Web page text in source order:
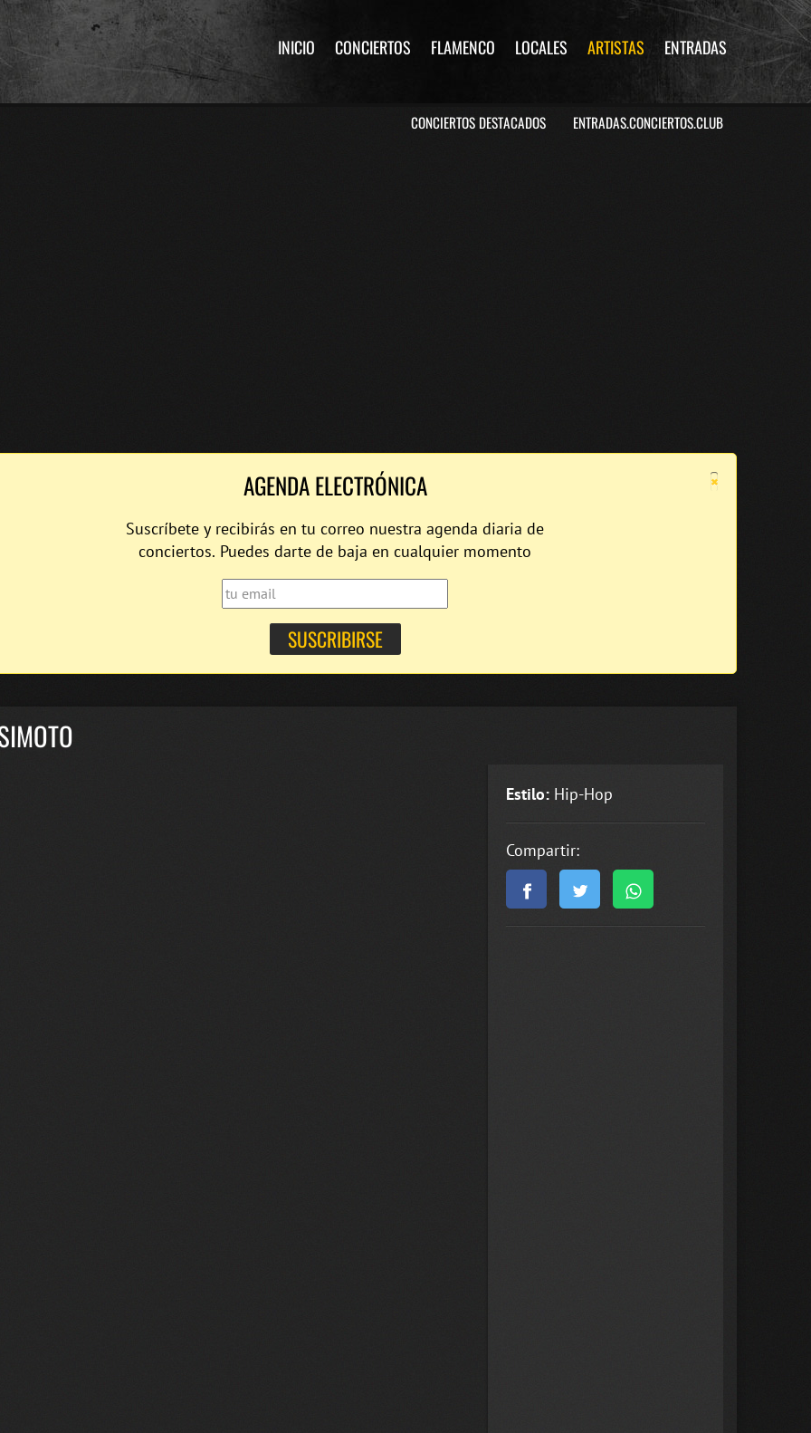
INICIO CONCIERTOS FLAMENCO LOCALES ARTISTAS ENTRADAS
CONCIERTOS DESTACADOS ENTRADAS.CONCIERTOS.CLUB
×
AGENDA ELECTRÓNICA
Suscríbete y recibirás en tu correo nuestra agenda diaria de
conciertos. Puedes darte de baja en cualquier momento
Estilo: Hip-Hop
Compartir: